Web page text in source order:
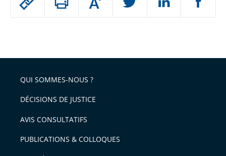
arriver
après
Augmenter
ou
l'article
pour
avant
QUI SOMMES-NOUS ?
DÉCISIONS DE JUSTICE
AVIS CONSULTATIFS
PUBLICATIONS & COLLOQUES